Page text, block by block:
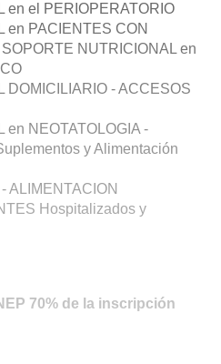
en el PERIOPERATORIO
en PACIENTES CON
NUTRICIONAL en
DOMICILIARIO - ACCESOS
en NEOTATOLOGIA -
y Alimentación
ALIMENTACION
Hospitalizados y
70% de la inscripción